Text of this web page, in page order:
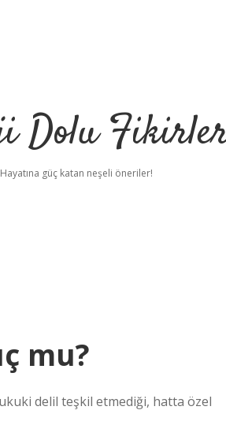
Dolu
Hayatına güç katan neşeli öneriler!
mu?
delil teşkil etmediği, hatta özel